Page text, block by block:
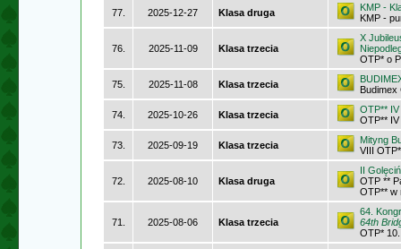
77. 2025-12-27 Klasa druga
KMP -
KMP -
76. 2025-11-09 Klasa trzecia
X
OTP* o
75. 2025-11-08 Klasa trzecia
Budimex
74. 2025-10-26 Klasa trzecia
OTP**
OTP**
73. 2025-09-19 Klasa trzecia
Mityng
VIII
72. 2025-08-10 Klasa druga
II
OTP **
OTP** w
71. 2025-08-06 Klasa trzecia
64.
64th
OTP*